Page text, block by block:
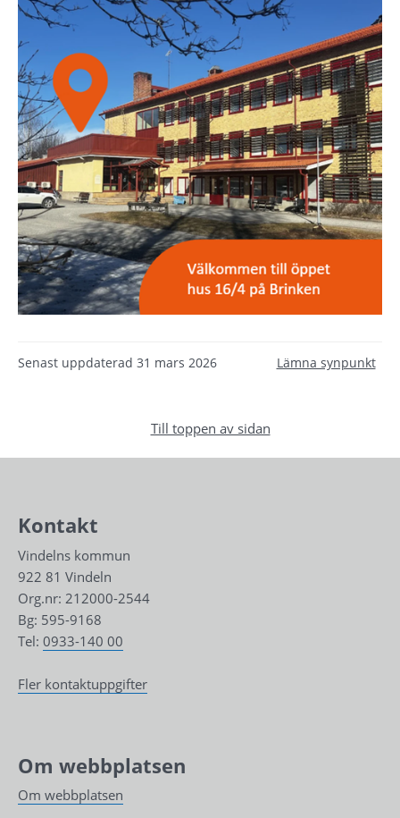
Senast uppdaterad 31 mars 2026 Lämna synpunkt
Till toppen av sidan
Kontakt
Vindelns kommun
922 81 Vindeln
Org.nr: 212000-2544
Bg: 595-9168
Tel: 0933-140 00
Fler kontaktuppgifter
Om webbplatsen
Om webbplatsen